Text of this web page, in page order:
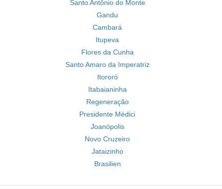
Santo Antônio do Monte
Gandu
Cambará
Itupeva
Flores da Cunha
Santo Amaro da Imperatriz
Itororó
Itabaianinha
Regeneração
Presidente Médici
Joanópolis
Novo Cruzeiro
Jataizinho
Brasilien